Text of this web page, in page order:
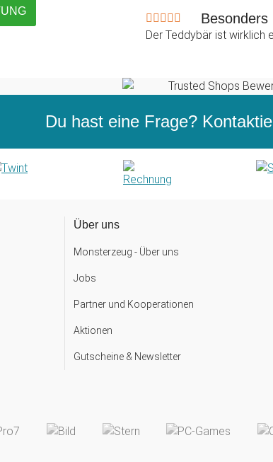
Besonders
Der Teddybär ist wirklich
Du hast eine Frage?
Über uns
Monsterzeug - Über uns
Jobs
Partner und Kooperationen
Aktionen
Gutscheine & Newsletter